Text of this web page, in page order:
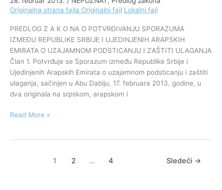
Originalna strana fajla Originalni fajl Lokalni fajl
PREDLOG Z A K O NA O POTVRĐIVANJU SPORAZUMA
IZMEĐU REPUBLIKE SRBIJE I UJEDINJENIH ARAPSKIH
EMIRATA O UZAJAMNOM PODSTICANJU I ZAŠTITI ULAGANJA
Član 1. Potvrđuje se Sporazum između Republike Srbije i
Ujedinjenih Arapskih Emirata o uzajamnom podsticanju i zaštiti
ulaganja, sačinjen u Abu Dabiju, 17. februara 2013. godine, u
dva originala na srpskom, arapskom i
i
Arapskih
Emirata
o
uzajamnom
podsticanju
i
zaštiti
Read More »
1 2 … 4 Sledeći →